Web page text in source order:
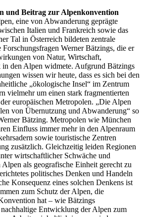
und Beitrag zur Alpenkonvention
eine von Abwanderung geprägte
Italien und Frankreich sowie das
Tal in Österreich bildeten zentrale
Werner Bätzings, die er
von Natur, Wirtschaft,
den Alpen widmete. Aufgrund Bätzings
wissen wir heute, dass es sich bei den
„ökologische Insel“ im Zentrum
vielmehr um einen stark fragmentierten
europäischen Metropolen. „Die Alpen
von Übernutzung und Abwanderung“ so
Bätzing. Metropolen wie München
Einfluss immer mehr in den Alpenraum
sowie touristische Zentren
zusätzlich. Gleichzeitig leiden Regionen
wirtschaftlicher Schwäche und
als geografische Einheit gerecht zu
politisches Denken und Handeln
Konsequenz eines solchen Denkens ist
zum Schutz der Alpen, die
hat – wie Bätzings
nachhaltige Entwicklung der Alpen zum